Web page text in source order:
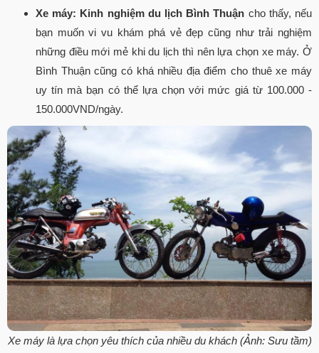
Xe máy: Kinh nghiệm du lịch Bình Thuận cho thấy, nếu
bạn muốn vi vu khám phá vẻ đẹp cũng như trải nghiệm
những điều mới mẻ khi du lịch thì nên lựa chọn xe máy. Ở
Bình Thuận cũng có khá nhiều địa điểm cho thuê xe máy
uy tín mà bạn có thể lựa chọn với mức giá từ 100.000 -
150.000VND/ngày.
Xe máy là lựa chọn yêu thích của nhiều du khách (Ảnh: Sưu tầm)